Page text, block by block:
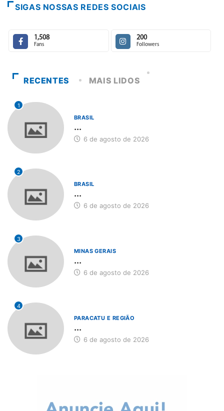
SIGAS NOSSAS REDES SOCIAIS
1,508
Fans
200
Followers
RECENTES MAIS LIDOS
1
BRASIL
...
6 de agosto de 2026
2
BRASIL
...
6 de agosto de 2026
3
MINAS GERAIS
...
6 de agosto de 2026
4
PARACATU E REGIÃO
...
6 de agosto de 2026